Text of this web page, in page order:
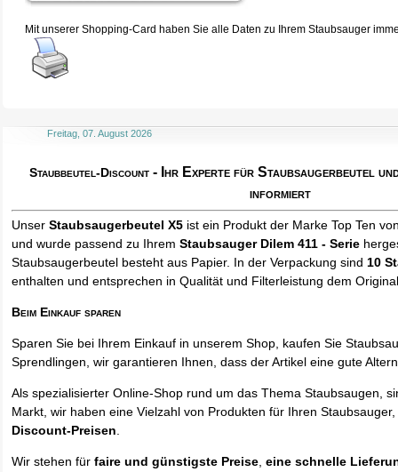
Mit unserer Shopping-Card haben Sie alle Daten zu Ihrem Staubsauger
Freitag, 07. August 2026
Staubbeutel-Discount - Ihr Experte für Staubsaugerbeutel
informiert
UnserStaubsaugerbeutel X5 ist ein Produkt der Marke Top Ten
und wurde passend zu IhremStaubsauger Dilem 411 - Serie
Staubsaugerbeutel besteht aus Papier. In der Verpackung sind10
enthalten und entsprechen in Qualität und Filterleistung dem
Beim Einkauf sparen
Sparen Sie bei Ihrem Einkauf in unserem Shop, kaufen Sie
Sprendlingen, wir garantieren Ihnen, dass der Artikel eine gute
Als spezialisierter Online-Shop rund um das Thema Staubsaugen,
Markt, wir haben eine Vielzahl von Produkten für Ihren
Discount-Preisen.
Wir stehen fürfaire und günstigste Preise,eine schnelle